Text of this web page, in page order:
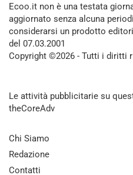
Ecoo.it non è una testata
aggiornato senza alcuna
considerarsi un prodotto
del 07.03.2001
Copyright ©2026 - Tutti i diritti
Le attività pubblicitarie su
theCoreAdv
Chi Siamo
Redazione
Contatti